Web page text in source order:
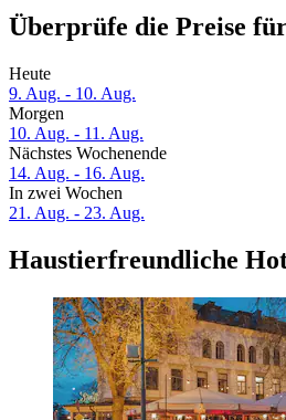
Überprüfe die Preise
Heute
9. Aug. - 10. Aug.
Morgen
10. Aug. - 11. Aug.
Nächstes Wochenende
14. Aug. - 16. Aug.
In zwei Wochen
21. Aug. - 23. Aug.
Haustierfreundliche